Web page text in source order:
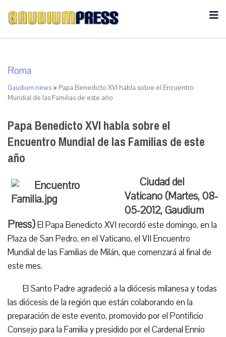
Roma
Gaudium news > Papa Benedicto XVI habla sobre el Encuentro
Mundial de las Familias de este año
Papa Benedicto XVI habla sobre el
Encuentro Mundial de las Familias de este
año
Ciudad del
Vaticano (Martes, 08-
05-2012, Gaudium
Press)El Papa Benedicto XVI recordó este domingo, en la
Plaza de San Pedro, en el Vaticano, el VII Encuentro
Mundial de las Familias de Milán, que comenzará al final de
este mes.
El Santo Padre agradeció a la diócesis milanesa y todas
las diócesis de la región que están colaborando en la
preparación de este evento, promovido por el Pontificio
Consejo para la Familia y presidido por el Cardenal Ennio